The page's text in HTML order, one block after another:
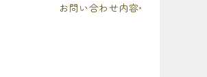
お問い合わせ内容*